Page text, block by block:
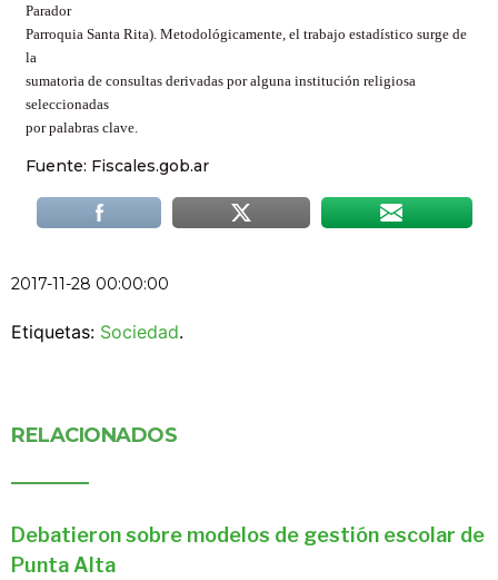
Parador
Parroquia Santa Rita). Metodológicamente, el trabajo estadístico surge de
la
sumatoria de consultas derivadas por alguna institución religiosa
seleccionadas
por palabras clave.
Fuente: Fiscales.gob.ar
2017-11-28 00:00:00
Etiquetas: Sociedad.
RELACIONADOS
Debatieron sobre modelos de gestión escolar de
Punta Alta